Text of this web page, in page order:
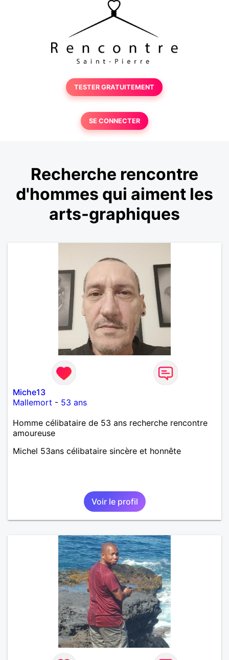
TESTER GRATUITEMENT
SE CONNECTER
Recherche rencontre
d'hommes qui aiment les
arts-graphiques
Miche13
Mallemort - 53 ans
Homme célibataire de 53 ans recherche rencontre
amoureuse
Michel 53ans célibataire sincère et honnête
Voir le profil